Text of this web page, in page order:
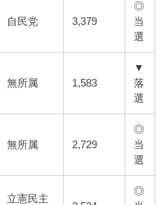
自民党 3,379
◎
当
選
無所属 1,583
▼
落
選
無所属 2,729
◎
当
選
立憲民主
◎